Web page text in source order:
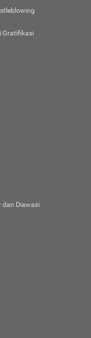
Gratifikasi
dan Diawasi